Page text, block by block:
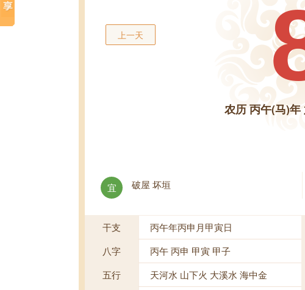
上一天
农历 丙午(马)年
宜 破屋 坏垣
干支 丙午年丙申月甲寅日
八字
丙午 丙申 甲寅 甲子
五行
天河水 山下火 大溪水 海中金